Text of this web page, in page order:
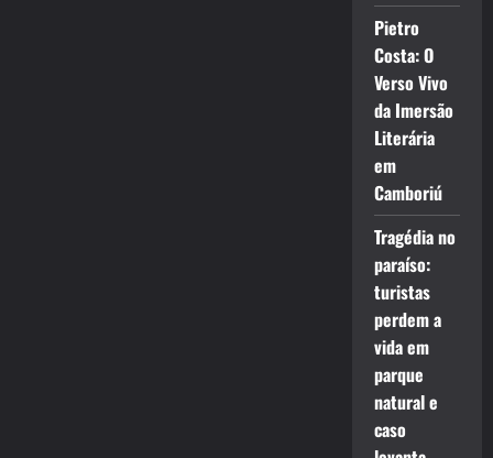
Pietro
Costa: O
Verso Vivo
da Imersão
Literária
em
Camboriú
Tragédia no
paraíso:
turistas
perdem a
vida em
parque
natural e
caso